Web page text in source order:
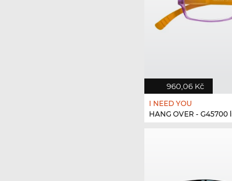
960,06 Kč
I NEED YOU
HANG OVER - G45700